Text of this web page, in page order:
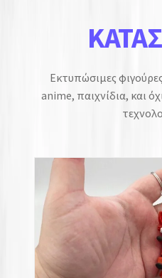
ΥΠΗΡΕΣΙΕΣ 3D PRINTING
ΚΑΤΑΣΚΕΥΗ ΙΣΤΟΣΕΛΙΔΩΝ
Εκτυπώσιμες
anime, παιχνίδια, και